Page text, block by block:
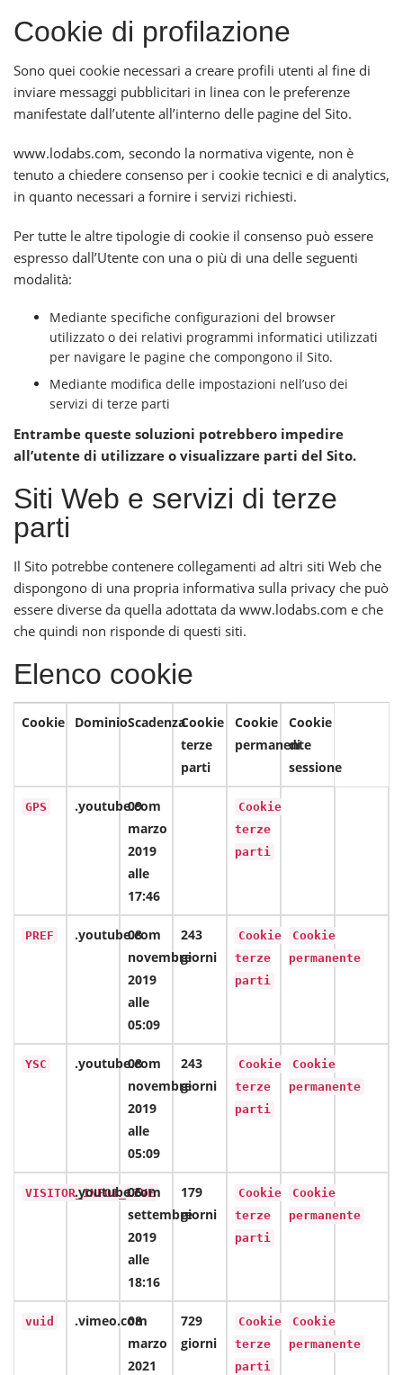
Cookie di profilazione
Sono quei cookie necessari a creare profili utenti al fine di
inviare messaggi pubblicitari in linea con le preferenze
manifestate dall’utente all’interno delle pagine del Sito.
www.lodabs.com, secondo la normativa vigente, non è
tenuto a chiedere consenso per i cookie tecnici e di analytics,
in quanto necessari a fornire i servizi richiesti.
Per tutte le altre tipologie di cookie il consenso può essere
espresso dall’Utente con una o più di una delle seguenti
modalità:
Mediante specifiche configurazioni del browser
utilizzato o dei relativi programmi informatici utilizzati
per navigare le pagine che compongono il Sito.
Mediante modifica delle impostazioni nell’uso dei
servizi di terze parti
Entrambe queste soluzioni potrebbero impedire
all’utente di utilizzare o visualizzare parti del Sito.
Siti Web e servizi di terze
parti
Il Sito potrebbe contenere collegamenti ad altri siti Web che
dispongono di una propria informativa sulla privacy che può
essere diverse da quella adottata da www.lodabs.com e che
che quindi non risponde di questi siti.
Elenco cookie
Cookie DominioScadenzaCookie
terze
parti
Cookie
permanente
Cookie
di
sessione
GPS .youtube.com
09
marzo
2019
alle
17:46
Cookie
terze
parti
PREF .youtube.com
08
novembre
2019
alle
05:09
243
giorni
Cookie
terze
parti
Cookie
permanente
YSC .youtube.com
08
novembre
2019
alle
05:09
243
giorni
Cookie
terze
parti
Cookie
permanente
VISITOR_INFO1_LIVE
.youtube.com
05
settembre
2019
alle
18:16
179
giorni
Cookie
terze
parti
Cookie
permanente
vuid .vimeo.com
08
marzo
2021
729
giorni
Cookie
terze
parti
Cookie
permanente